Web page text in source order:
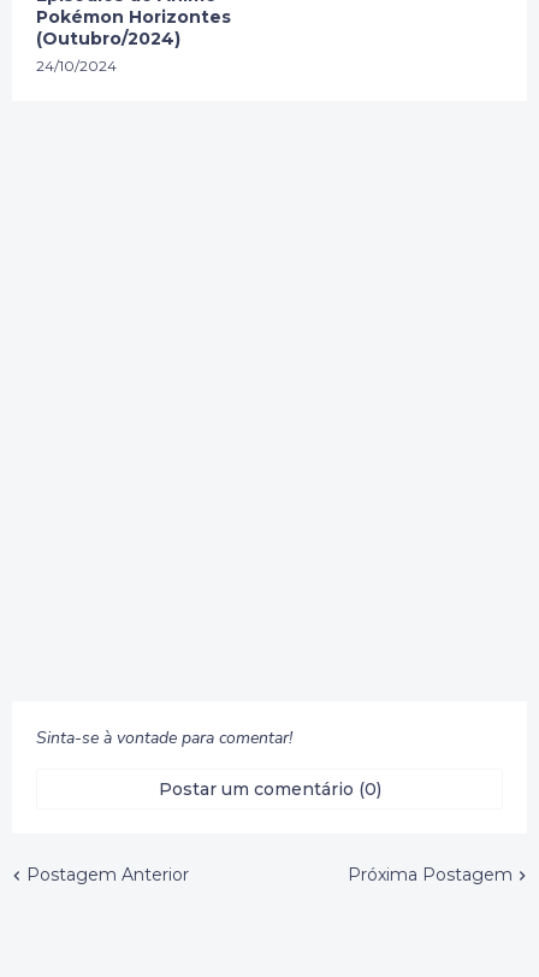
Pokémon Horizontes
(Outubro/2024)
24/10/2024
Sinta-se à vontade para comentar!
Postar um comentário (0)
Postagem Anterior Próxima Postagem